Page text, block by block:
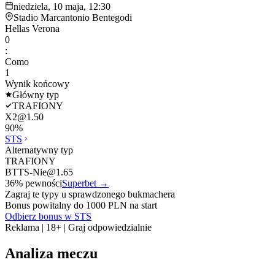
niedziela, 10 maja, 12:30
Stadio Marcantonio Bentegodi
Hellas Verona
0
:
Como
1
Wynik końcowy
Główny typ
TRAFIONY
X2@1.50
90%
STS
Alternatywny typ
TRAFIONY
BTTS-Nie@1.65
36% pewnościSuperbet →
Zagraj te typy u sprawdzonego bukmachera
Bonus powitalny do 1000 PLN na start
Odbierz bonus w STS
Reklama | 18+ | Graj odpowiedzialnie
Analiza meczu